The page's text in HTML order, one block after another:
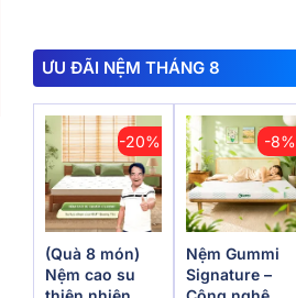
ƯU ĐÃI NỆM THÁNG 8
-20%
(Quà 8 món)
Nệm cao su
-8%
Nệm Gummi
Signature –